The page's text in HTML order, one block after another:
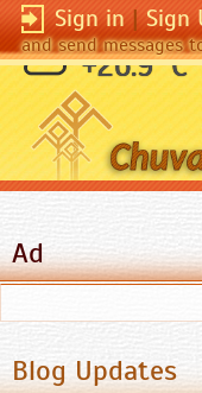
Sign in|Sign
and send messages
+26.9 °C
Ad
Blog Updates